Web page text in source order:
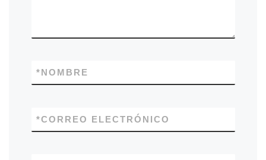
NOMBRE
*
CORREO ELECTRÓNICO
*